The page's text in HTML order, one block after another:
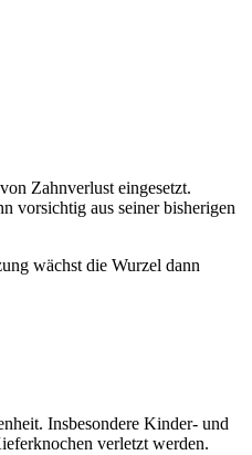
Zahnverlust eingesetzt.
vorsichtig aus seiner bisherigen
wächst die Wurzel dann
Insbesondere Kinder- und
verletzt werden.